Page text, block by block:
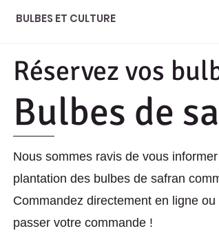
BULBES ET CULTURE
Réservez vos
Bulbes de
Nous sommes ravis de vous
plantation des bulbes de safran
Commandez directement en ligne
passer votre commande !